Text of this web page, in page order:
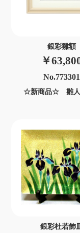
銀彩雛額
￥
No.773301
☆新商品☆ 雛人
銀彩杜若飾